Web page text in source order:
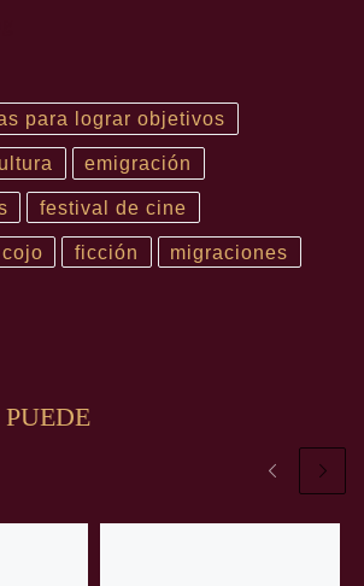
para lograr objetivos
emigración
festival de cine
ficción migraciones